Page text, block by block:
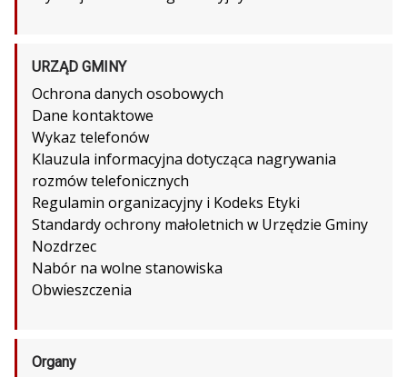
URZĄD GMINY
Ochrona danych osobowych
Dane kontaktowe
Wykaz telefonów
Klauzula informacyjna dotycząca nagrywania
rozmów telefonicznych
Regulamin organizacyjny i Kodeks Etyki
Standardy ochrony małoletnich w Urzędzie Gminy
Nozdrzec
Nabór na wolne stanowiska
Obwieszczenia
Organy